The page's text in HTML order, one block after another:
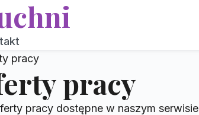
pracy
pracy
pracy dostępne w naszym serwisie